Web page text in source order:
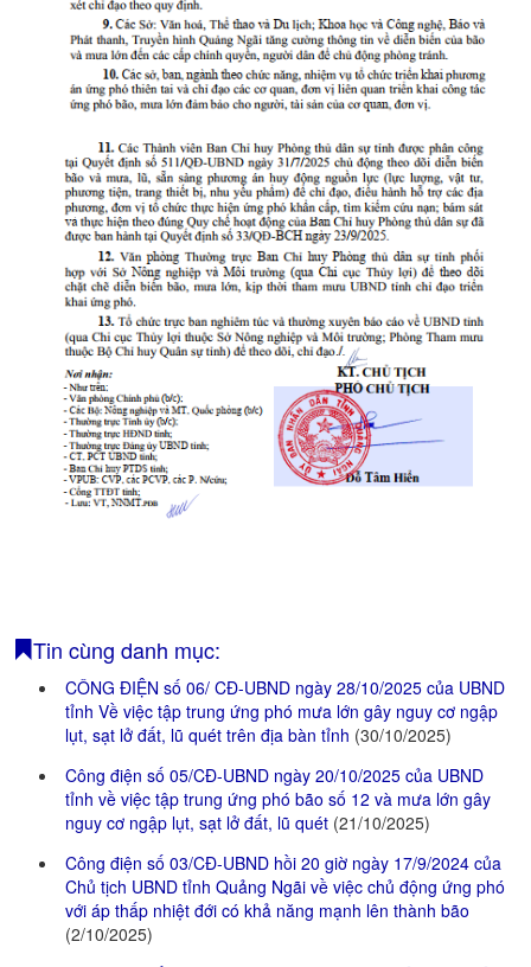
Tin cùng danh mục:
CÔNG ĐIỆN số 06/ CĐ-UBND ngày 28/10/2025 của UBND
tỉnh Về việc tập trung ứng phó mưa lớn gây nguy cơ ngập
lụt, sạt lở đất, lũ quét trên địa bàn tỉnh (30/10/2025)
Công điện số 05/CĐ-UBND ngày 20/10/2025 của UBND
tỉnh về việc tập trung ứng phó bão số 12 và mưa lớn gây
nguy cơ ngập lụt, sạt lở đất, lũ quét (21/10/2025)
Công điện số 03/CĐ-UBND hồi 20 giờ ngày 17/9/2024 của
Chủ tịch UBND tỉnh Quảng Ngãi về việc chủ động ứng phó
với áp thấp nhiệt đới có khả năng mạnh lên thành bão
(2/10/2025)